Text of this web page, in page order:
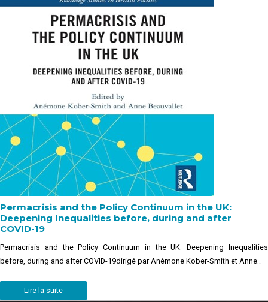
Permacrisis and the Policy Continuum in the UK:
Deepening Inequalities before, during and after
COVID-19
Permacrisis and the Policy Continuum in the UK: Deepening Inequalities
before, during and after COVID-19dirigé par Anémone Kober-Smith et Anne…
Lire la suite